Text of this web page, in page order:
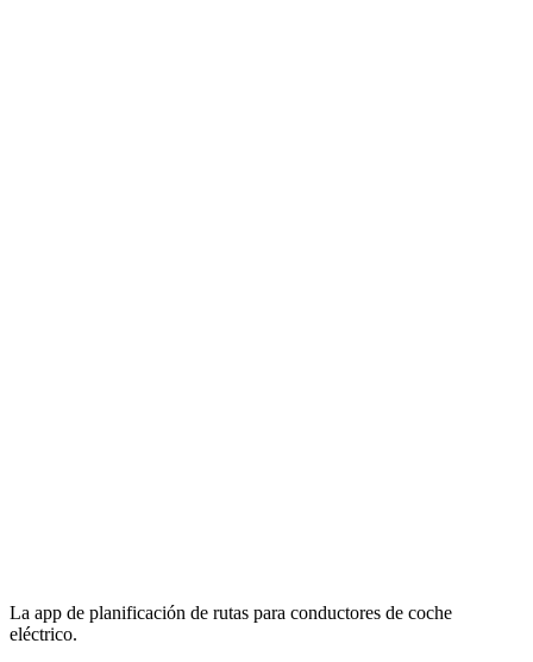
La app de planificación de rutas para conductores de coche
eléctrico.